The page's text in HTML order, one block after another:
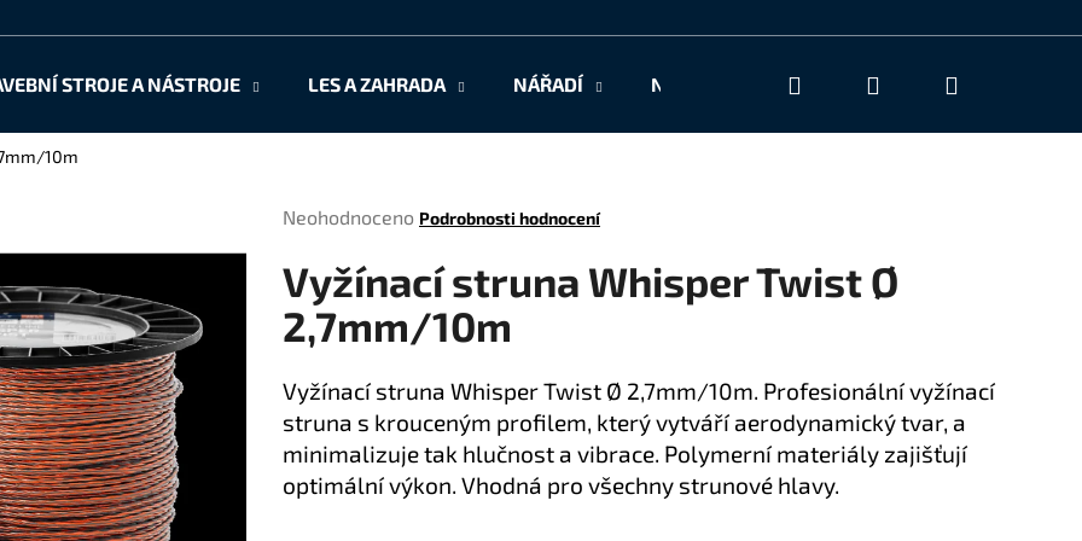
STROJE A NÁSTROJE LES A ZAHRADA NÁŘADÍ NAŠE SLUŽBY KONTAKT
Hledat Přihlášení
10m
Průměrné
produktu
je
0,0
z
hvězdiček.
Neohodnoceno Podrobnosti hodnocení
Vyžínací struna Whisper Twist Ø
2,7mm/10m
Vyžínací struna Whisper Twist Ø 2,7mm/10m. Profesionální vyžínací
struna s krouceným profilem, který vytváří aerodynamický tvar, a
minimalizuje tak hlučnost a vibrace. Polymerní materiály zajišťují
optimální výkon. Vhodná pro všechny strunové hlavy.
Co potřebujete najít?
HLEDAT
Doporučujeme